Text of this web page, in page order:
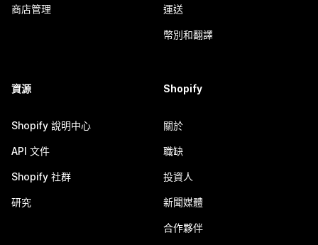
商店管理 運送
幣別和翻譯
資源
Shopify 說明中心
API 文件
Shopify 社群
研究
Shopify
關於
職缺
投資人
新聞媒體
合作夥伴